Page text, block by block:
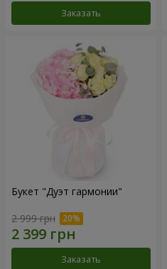
Заказать
Букет "Дуэт гармонии"
2 999 грн
Заказать